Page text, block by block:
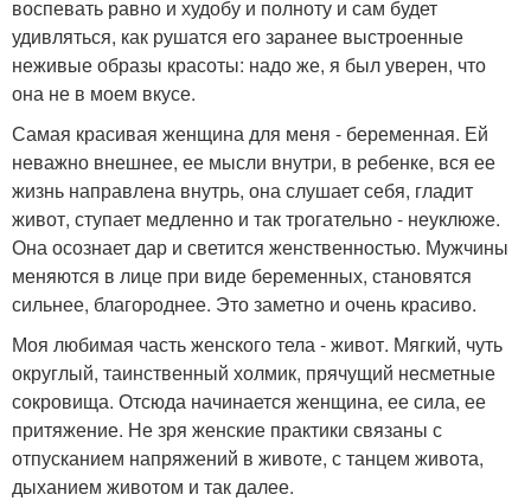
воспевать равно и худобу и полноту и сам будет
удивляться, как рушатся его заранее выстроенные
неживые образы красоты: надо же, я был уверен, что
она не в моем вкусе.
Самая красивая женщина для меня - беременная. Ей
неважно внешнее, ее мысли внутри, в ребенке, вся ее
жизнь направлена внутрь, она слушает себя, гладит
живот, ступает медленно и так трогательно - неуклюже.
Она осознает дар и светится женственностью. Мужчины
меняются в лице при виде беременных, становятся
сильнее, благороднее. Это заметно и очень красиво.
Моя любимая часть женского тела - живот. Мягкий, чуть
округлый, таинственный холмик, прячущий несметные
сокровища. Отсюда начинается женщина, ее сила, ее
притяжение. Не зря женские практики связаны с
отпусканием напряжений в животе, с танцем живота,
дыханием животом и так далее.